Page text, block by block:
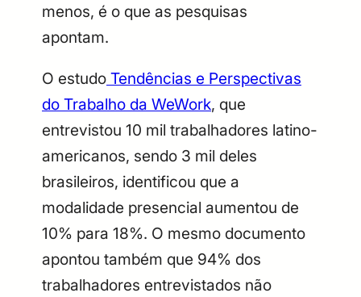
menos, é o que as pesquisas
apontam.
O estudo Tendências e Perspectivas
do Trabalho da WeWork, que
entrevistou 10 mil trabalhadores latino-
americanos, sendo 3 mil deles
brasileiros, identificou que a
modalidade presencial aumentou de
10% para 18%. O mesmo documento
apontou também que 94% dos
trabalhadores entrevistados não